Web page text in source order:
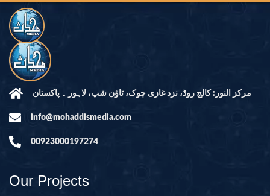
مرکز النور: کالج روڈ، نزد غازی چوک، ٹاؤن شپ، لاہور ۔ پاکستان
info@mohaddismedia.com
00923000197274
Our Projects